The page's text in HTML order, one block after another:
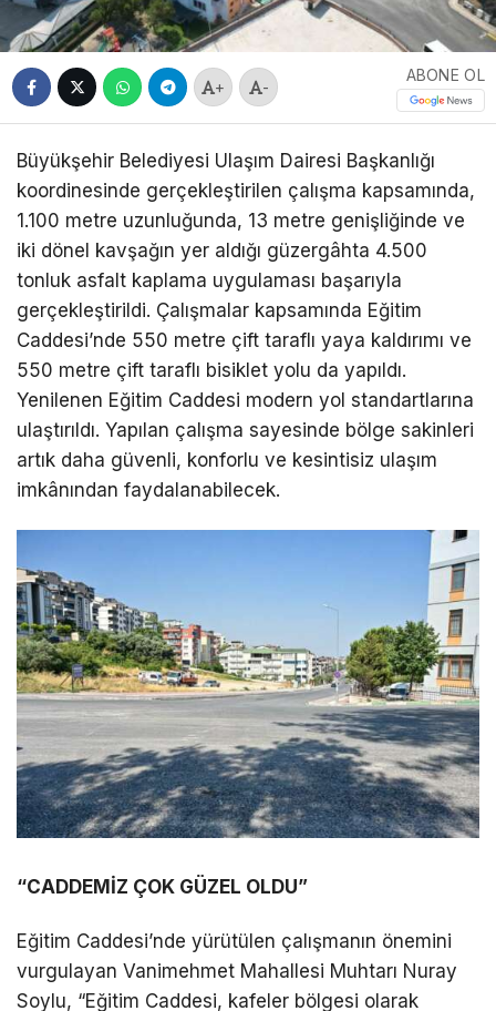
+ -
ABONE OL
Büyükşehir Belediyesi Ulaşım Dairesi Başkanlığı
koordinesinde gerçekleştirilen çalışma kapsamında,
1.100 metre uzunluğunda, 13 metre genişliğinde ve
iki dönel kavşağın yer aldığı güzergâhta 4.500
tonluk asfalt kaplama uygulaması başarıyla
gerçekleştirildi. Çalışmalar kapsamında Eğitim
Caddesi’nde 550 metre çift taraflı yaya kaldırımı ve
550 metre çift taraflı bisiklet yolu da yapıldı.
Yenilenen Eğitim Caddesi modern yol standartlarına
ulaştırıldı. Yapılan çalışma sayesinde bölge sakinleri
artık daha güvenli, konforlu ve kesintisiz ulaşım
imkânından faydalanabilecek.
“CADDEMİZ ÇOK GÜZEL OLDU”
Eğitim Caddesi’nde yürütülen çalışmanın önemini
vurgulayan Vanimehmet Mahallesi Muhtarı Nuray
Soylu, “Eğitim Caddesi, kafeler bölgesi olarak